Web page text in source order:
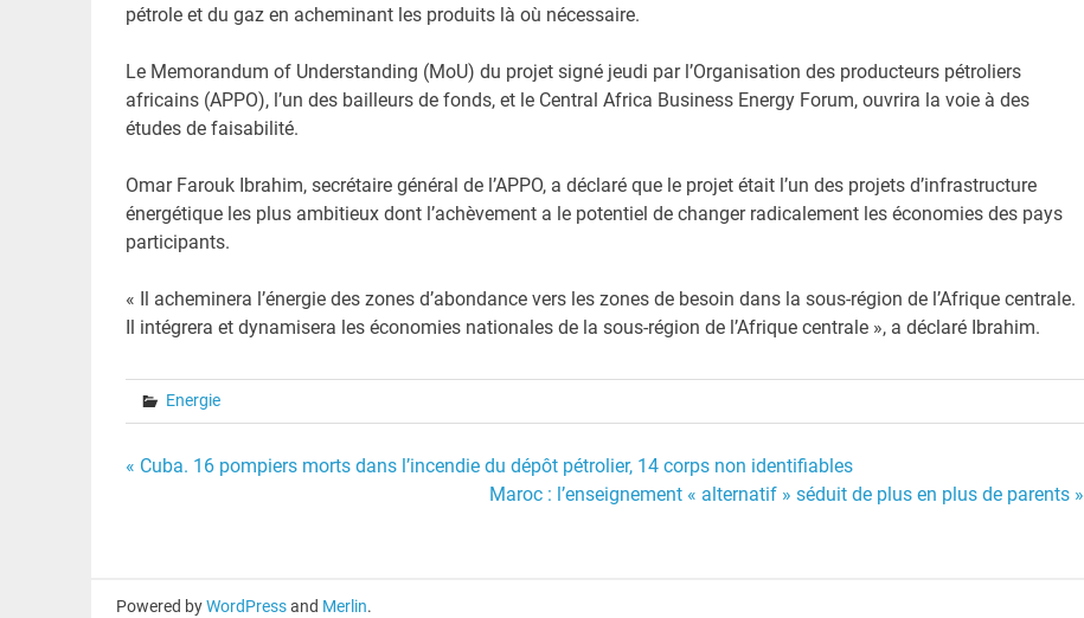
pétrole et du gaz en acheminant les produits là où nécessaire.
Le Memorandum of Understanding (MoU) du projet signé jeudi par l’Organisation des producteurs pétroliers
africains (APPO), l’un des bailleurs de fonds, et le Central Africa Business Energy Forum, ouvrira la voie à des
études de faisabilité.
Omar Farouk Ibrahim, secrétaire général de l’APPO, a déclaré que le projet était l’un des projets d’infrastructure
énergétique les plus ambitieux dont l’achèvement a le potentiel de changer radicalement les économies des pays
participants.
« Il acheminera l’énergie des zones d’abondance vers les zones de besoin dans la sous-région de l’Afrique centrale.
Il intégrera et dynamisera les économies nationales de la sous-région de l’Afrique centrale », a déclaré Ibrahim.
Energie
Navigation
« Cuba. 16 pompiers morts dans l’incendie du dépôt pétrolier, 14 corps non identifiables
Maroc : l’enseignement « alternatif » séduit de plus en plus de parents »
Powered byWordPressand Merlin.